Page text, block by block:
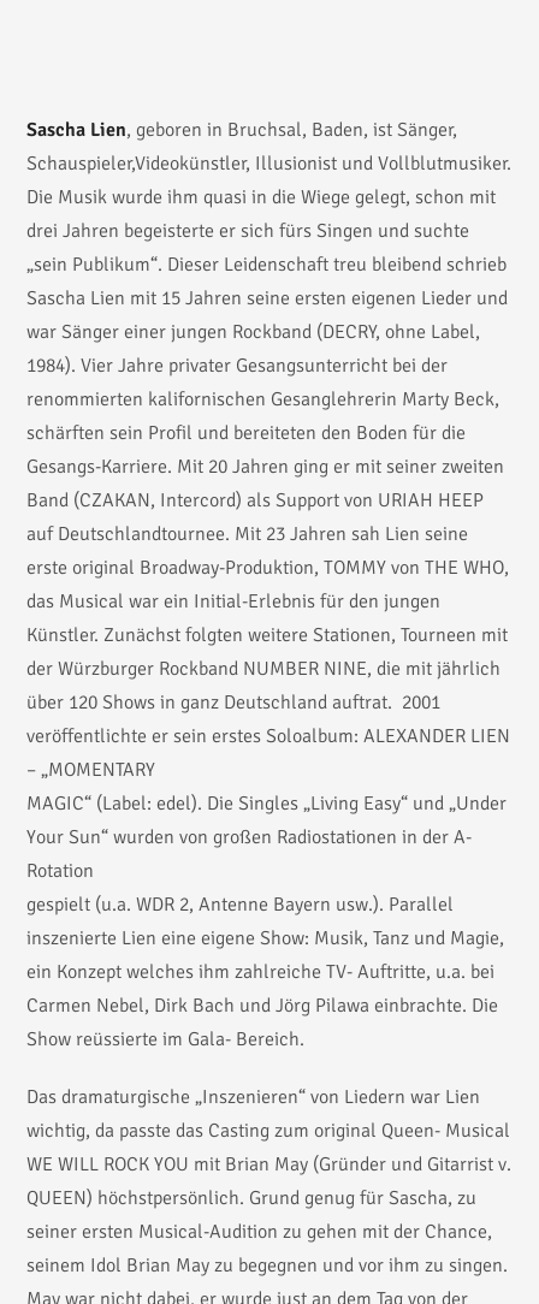
Sascha Lien, geboren in Bruchsal, Baden, ist Sänger,
Schauspieler,Videokünstler, Illusionist und Vollblutmusiker.
Die Musik wurde ihm quasi in die Wiege gelegt, schon mit
drei Jahren begeisterte er sich fürs Singen und suchte
„sein Publikum“. Dieser Leidenschaft treu bleibend schrieb
Sascha Lien mit 15 Jahren seine ersten eigenen Lieder und
war Sänger einer jungen Rockband (DECRY, ohne Label,
1984). Vier Jahre privater Gesangsunterricht bei der
renommierten kalifornischen Gesanglehrerin Marty Beck,
schärften sein Profil und bereiteten den Boden für die
Gesangs-Karriere. Mit 20 Jahren ging er mit seiner zweiten
Band (CZAKAN, Intercord) als Support von URIAH HEEP
auf Deutschlandtournee. Mit 23 Jahren sah Lien seine
erste original Broadway-Produktion, TOMMY von THE WHO,
das Musical war ein Initial-Erlebnis für den jungen
Künstler. Zunächst folgten weitere Stationen, Tourneen mit
der Würzburger Rockband NUMBER NINE, die mit jährlich
über 120 Shows in ganz Deutschland auftrat. 2001
veröffentlichte er sein erstes Soloalbum: ALEXANDER LIEN
– „MOMENTARY
MAGIC“ (Label: edel). Die Singles „Living Easy“ und „Under
Your Sun“ wurden von großen Radiostationen in der A-
Rotation
gespielt (u.a. WDR 2, Antenne Bayern usw.). Parallel
inszenierte Lien eine eigene Show: Musik, Tanz und Magie,
ein Konzept welches ihm zahlreiche TV- Auftritte, u.a. bei
Carmen Nebel, Dirk Bach und Jörg Pilawa einbrachte. Die
Show reüssierte im Gala- Bereich.
Das dramaturgische „Inszenieren“ von Liedern war Lien
wichtig, da passte das Casting zum original Queen- Musical
WE WILL ROCK YOU mit Brian May (Gründer und Gitarrist v.
QUEEN) höchstpersönlich. Grund genug für Sascha, zu
seiner ersten Musical-Audition zu gehen mit der Chance,
seinem Idol Brian May zu begegnen und vor ihm zu singen.